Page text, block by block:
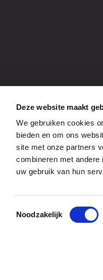
Deze website maakt
We gebruiken cookies
bieden en om ons
site met onze partners
combineren met
uw gebruik van hun
Toestemmingsselectie
NoodzakelijkPrivacy statement